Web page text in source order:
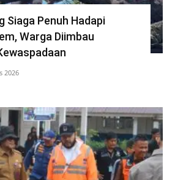
Siaga Penuh Hadapi
Warga Diimbau
2026